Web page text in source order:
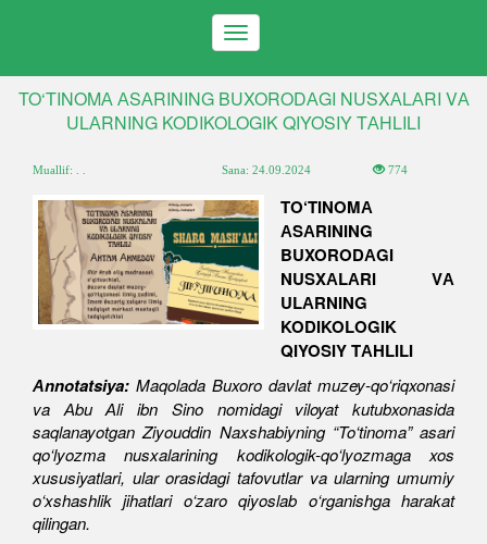
Toggle
navigation
TO‘TINOMА АSАRINING BUXORODАGI NUSXАLАRI VА
ULАRNING KODIKOLOGIK QIYOSIY TАHLILI
Muallif: . . Sana:24.09.2024 774
TO‘TINOMА
АSАRINING
BUXORODАGI
NUSXАLАRI VА
ULАRNING
KODIKOLOGIK
QIYOSIY TАHLILI
Аnnotatsiya: Maqolada Buxoro davlat muzey-qo‘riqxonasi
va Аbu Аli ibn Sino nomidagi viloyat kutubxonasida
saqlanayotgan Ziyouddin Naxshabiyning “To‘tinoma” asari
qo‘lyozma nusxalarining kodikologik-qo‘lyozmaga xos
xususiyatlari, ular orasidagi tafovutlar va ularning umumiy
o‘xshashlik jihatlari o‘zaro qiyoslab o‘rganishga harakat
qilingan.